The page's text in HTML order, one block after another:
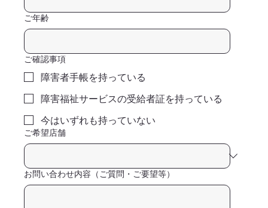
ご年齢
ご確認事項
障害者手帳を持っている
障害福祉サービスの受給者証を持っている
今はいずれも持っていない
ご希望店舗
お問い合わせ内容（ご質問・ご要望等）